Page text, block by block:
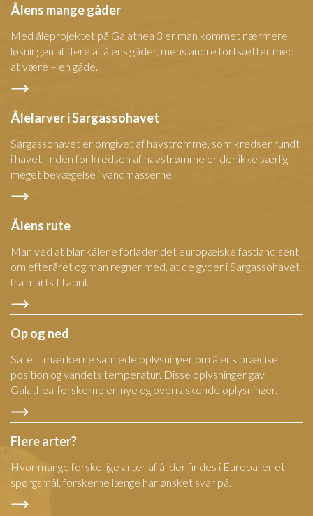
Ålens mange gåder
Med åleprojektet på Galathea 3 er man kommet nærmere
løsningen af flere af ålens gåder, mens andre fortsætter med
at være – en gåde.
Ålelarver i Sargassohavet
Sargassohavet er omgivet af havstrømme, som kredser rundt
i havet. Inden for kredsen af havstrømme er der ikke særlig
meget bevægelse i vandmasserne.
Ålens rute
Man ved at blankålene forlader det europæiske fastland sent
om efteråret og man regner med, at de gyder i Sargassohavet
fra marts til april.
Op og ned
Satellitmærkerne samlede oplysninger om ålens præcise
position og vandets temperatur. Disse oplysninger gav
Galathea-forskerne en nye og overraskende oplysninger.
Flere arter?
Hvor mange forskellige arter af ål der findes i Europa, er et
spørgsmål, forskerne længe har ønsket svar på.